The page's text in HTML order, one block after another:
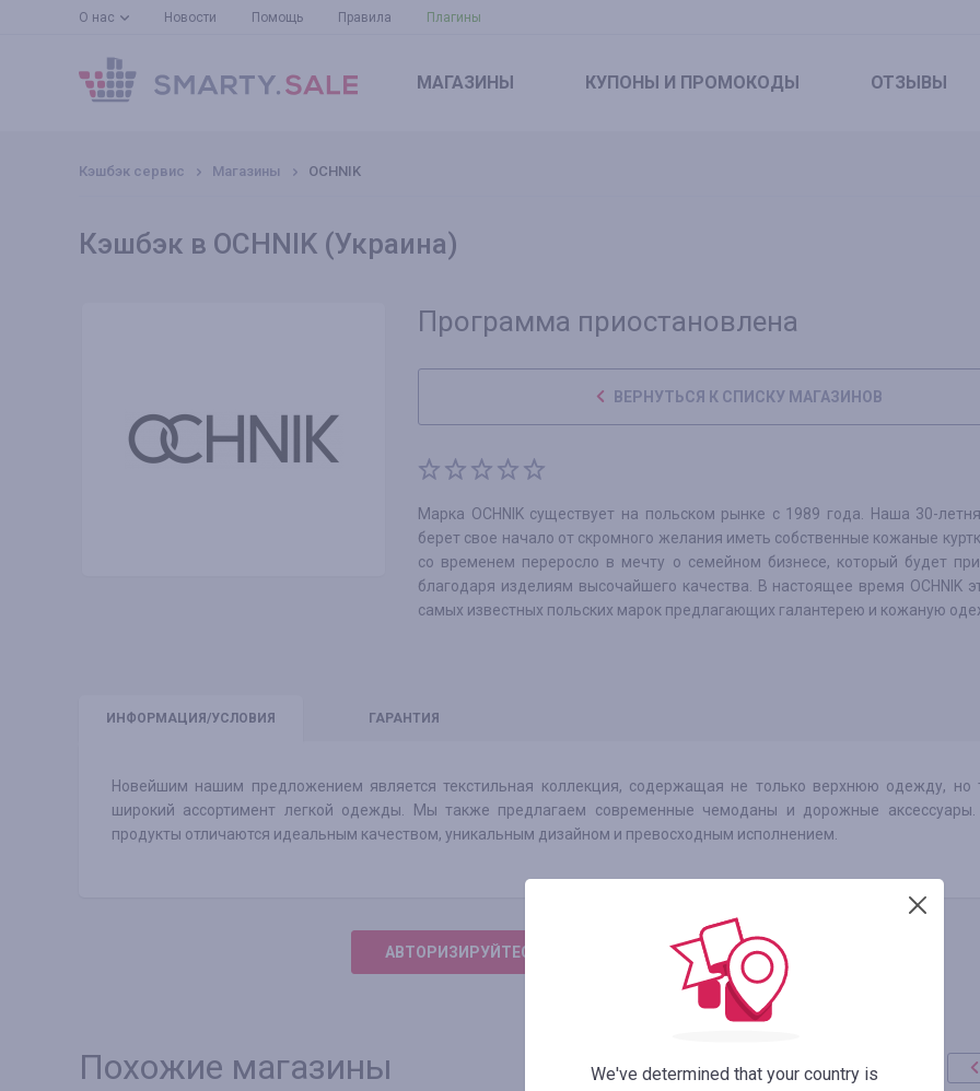
О нас Новости Помощь Правила Плагины
МАГАЗИНЫ КУПОНЫ И ПРОМОКОДЫ ОТЗЫВЫ
Кэшбэк сервис Магазины OCHNIK
Кэшбэк в OCHNIK (Украина)
Программа приостановлена
ВЕРНУТЬСЯ К СПИСКУ МАГАЗИНОВ
Марка OCHNIK существует на польском рынке с 1989 года. Наша 30-
берет свое начало от скромного желания иметь собственные кожаные
со временем переросло в мечту о семейном бизнесе, который будет
благодаря изделиям высочайшего качества. В настоящее время OCHNIK
самых известных польских марок предлагающих галантерею и кожаную
ИНФО РМАЦИЯ/УСЛОВИЯ ГАРАНТИЯ
Новейшим нашим предложением является текстильная коллекция, содержащая не только верхнюю одежду, но
широкий ассортимент легкой одежды. Мы также предлагаем современные чемоданы и дорожные
продукты отличаются идеальным качеством, уникальным дизайном и превосходным исполнением.
АВТОРИЗИРУЙТЕСЬ, ЧТОБЫ ОСТАВИТЬ ОТЗЫВ
Похожие магазины We've determined that your country is